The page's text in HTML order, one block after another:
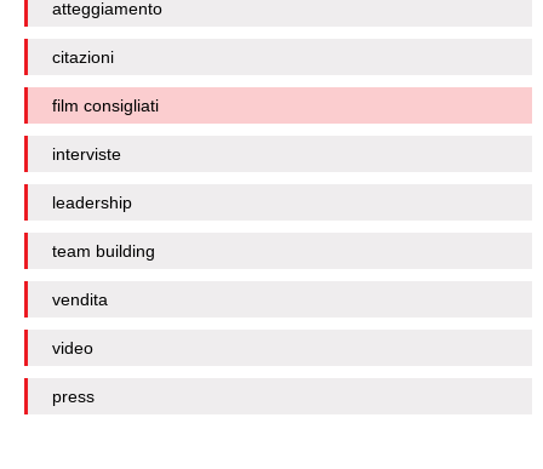
atteggiamento
citazioni
film consigliati
interviste
leadership
team building
vendita
video
press